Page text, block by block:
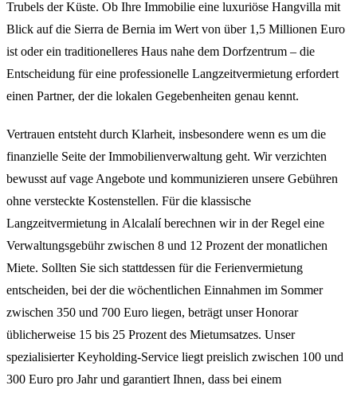
Trubels der Küste. Ob Ihre Immobilie eine luxuriöse Hangvilla mit
Blick auf die Sierra de Bernia im Wert von über 1,5 Millionen Euro
ist oder ein traditionelleres Haus nahe dem Dorfzentrum – die
Entscheidung für eine professionelle Langzeitvermietung erfordert
einen Partner, der die lokalen Gegebenheiten genau kennt.
Vertrauen entsteht durch Klarheit, insbesondere wenn es um die
finanzielle Seite der Immobilienverwaltung geht. Wir verzichten
bewusst auf vage Angebote und kommunizieren unsere Gebühren
ohne versteckte Kostenstellen. Für die klassische
Langzeitvermietung in Alcalalí berechnen wir in der Regel eine
Verwaltungsgebühr zwischen 8 und 12 Prozent der monatlichen
Miete. Sollten Sie sich stattdessen für die Ferienvermietung
entscheiden, bei der die wöchentlichen Einnahmen im Sommer
zwischen 350 und 700 Euro liegen, beträgt unser Honorar
üblicherweise 15 bis 25 Prozent des Mietumsatzes. Unser
spezialisierter Keyholding-Service liegt preislich zwischen 100 und
300 Euro pro Jahr und garantiert Ihnen, dass bei einem